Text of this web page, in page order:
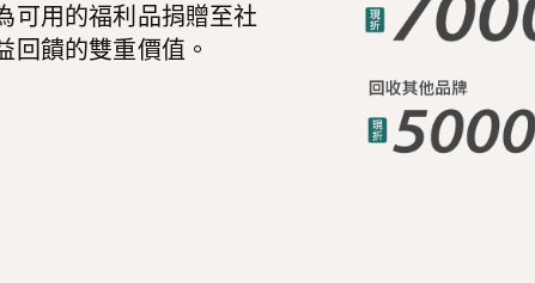
可用的福利品捐贈至社
回饋的雙重價值。